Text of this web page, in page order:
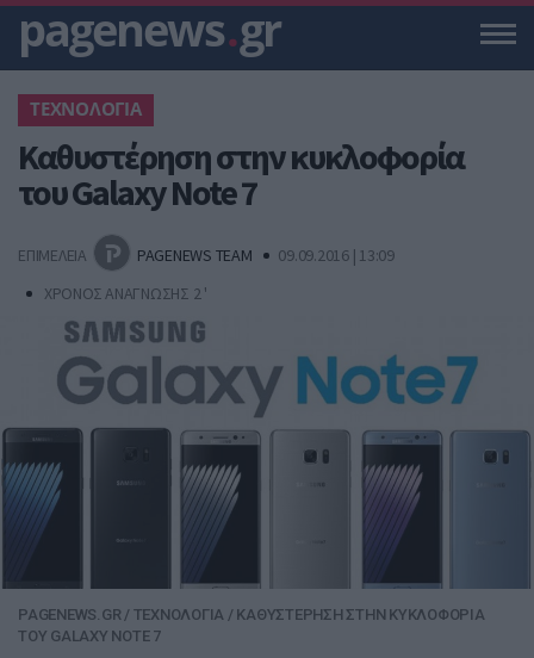
pagenews.gr
ΤΕΧΝΟΛΟΓΙΑ
Καθυστέρηση στην κυκλοφορία
του Galaxy Note 7
ΕΠΙΜΕΛΕΙΑ PAGENEWS TEAM
09.09.2016 | 13:09
ΧΡΟΝΟΣ ΑΝΑΓΝΩΣΗΣ 2 '
PAGENEWS.GR/ ΤΕΧΝΟΛΟΓΙΑ / ΚΑΘΥΣΤΕΡΗΣΗ ΣΤΗΝ ΚΥΚΛΟΦΟΡΙΑ
ΤΟΥ GALAXY NOTE 7